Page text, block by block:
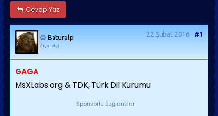
Cevap Yaz
Baturalp
Ziyaretçi
22 Şubat 2016 #1
GAGA
MsXLabs.org & TDK, Türk Dil Kurumu
Sponsorlu Bağlantılar